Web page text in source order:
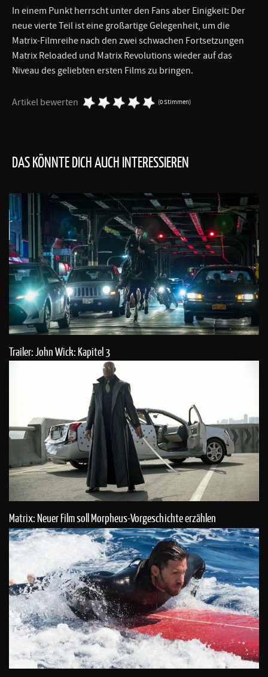
In einem Punkt herrscht unter den Fans aber Einigkeit: Der
neue vierte Teil ist eine großartige Gelegenheit, um die
Matrix-Filmreihe nach den zwei schwachen Fortsetzungen
Matrix Reloaded und Matrix Revolutions wieder auf das
Niveau des geliebten ersten Films zu bringen.
Artikel bewerten (0 Stimmen)
DAS KÖNNTE DICH AUCH INTERESSIEREN
Trailer: John Wick: Kapitel 3
Matrix: Neuer Film soll Morpheus-Vorgeschichte erzählen